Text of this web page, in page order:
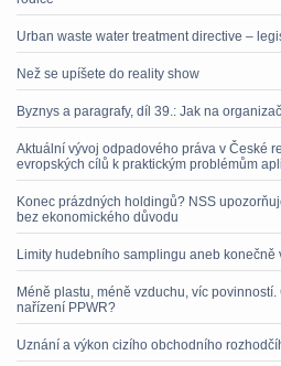
Urban waste water treatment directive –
Než se upíšete do reality show
Byznys a paragrafy, díl 39.: Jak na
Aktuální vývoj odpadového práva v České
evropských cílů k praktickým problémům
Konec prázdných holdingů? NSS
bez ekonomického důvodu
Limity hudebního samplingu aneb konečně
Méně plastu, méně vzduchu, víc
nařízení PPWR?
Uznání a výkon cizího obchodního